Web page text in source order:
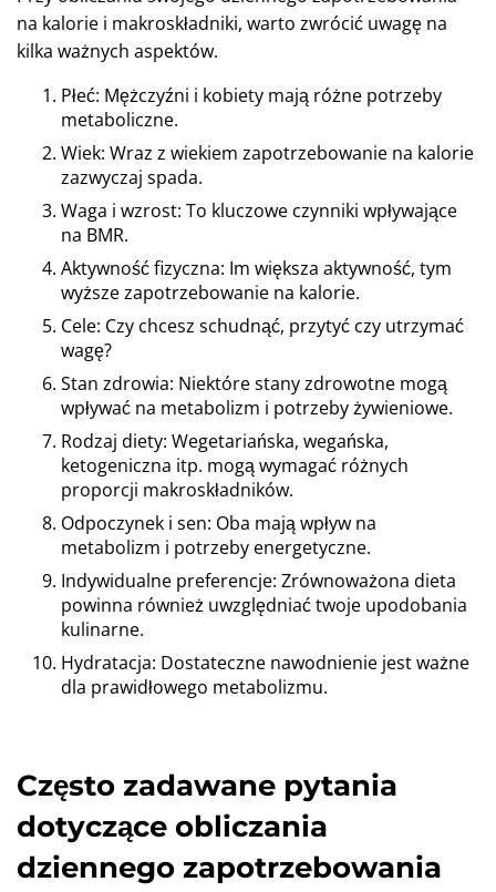
na kalorie i makroskładniki, warto zwrócić uwagę na
kilka ważnych aspektów.
Płeć: Mężczyźni i kobiety mają różne potrzeby
metaboliczne.
Wiek: Wraz z wiekiem zapotrzebowanie na kalorie
zazwyczaj spada.
Waga i wzrost: To kluczowe czynniki wpływające
na BMR.
Aktywność fizyczna: Im większa aktywność, tym
wyższe zapotrzebowanie na kalorie.
Cele: Czy chcesz schudnąć, przytyć czy utrzymać
wagę?
Stan zdrowia: Niektóre stany zdrowotne mogą
wpływać na metabolizm i potrzeby żywieniowe.
Rodzaj diety: Wegetariańska, wegańska,
ketogeniczna itp. mogą wymagać różnych
proporcji makroskładników.
Odpoczynek i sen: Oba mają wpływ na
metabolizm i potrzeby energetyczne.
Indywidualne preferencje: Zrównoważona dieta
powinna również uwzględniać twoje upodobania
kulinarne.
Hydratacja: Dostateczne nawodnienie jest ważne
dla prawidłowego metabolizmu.
Często zadawane pytania
dotyczące obliczania
dziennego zapotrzebowania